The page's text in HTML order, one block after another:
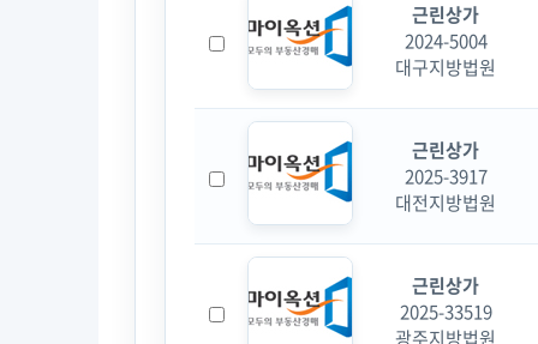
근린상가
2024-5004
대구지방법원
근린상가
2025-3917
대전지방법원
근린상가
2025-33519
광주지방법원